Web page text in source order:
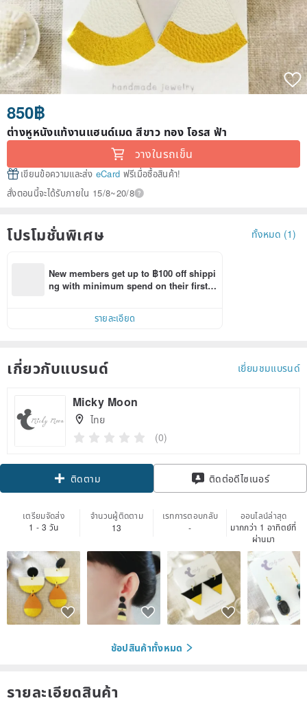
850฿
ต่างหูหนังแท้งานแฮนด์เมด สีขาว ทอง โอรส ฟ้า
วางในรถเข็น
เขียนข้อความและส่ง eCard ฟรีเมื่อซื้อสินค้า!
สั่งตอนนี้จะได้รับภายใน 15/8~20/8
โปรโมชั่นพิเศษ ทั้งหมด (1)
New members get up to ฿100 off shippi
ng with minimum spend on their first P
รายละเอียด
เกี่ยวกับแบรนด์ เยี่ยมชมแบรนด์
Micky Moon
ไทย
(0)
ติดตาม ติดต่อดีไซเนอร์
เตรียมจัดส่ง
1 - 3 วัน
จำนวนผู้ติดตาม
13
เรทการตอบกลับ
-
ออนไลน์ล่าสุด
มากกว่า 1 อาทิตย์ที่
ผ่านมา
ช้อปสินค้าทั้งหมด
รายละเอียดสินค้า